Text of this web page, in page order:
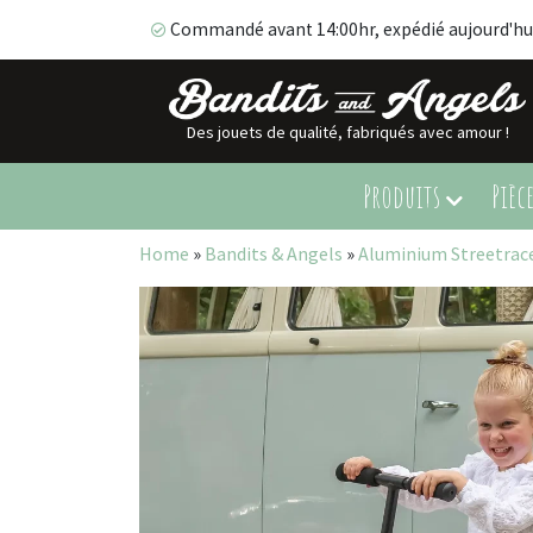
Commandé avant 14:00hr, expédié
Des jouets de qualité, fabriqués avec amour !
Produits
Commandé avant 14:00hr, expédié aujourd'hui!
Home » Bandits & Angels »Aluminium